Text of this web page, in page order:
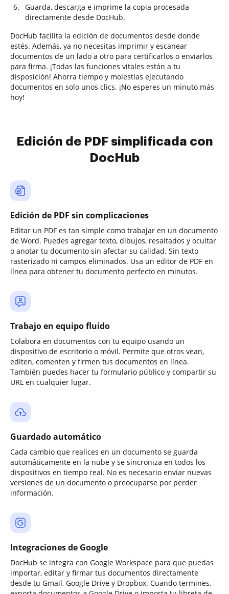
Guarda, descarga e imprime la copia procesada
directamente desde DocHub.
DocHub facilita la edición de documentos desde donde
estés. Además, ya no necesitas imprimir y escanear
documentos de un lado a otro para certificarlos o enviarlos
para firma. ¡Todas las funciones vitales están a tu
disposición! Ahorra tiempo y molestias ejecutando
documentos en solo unos clics. ¡No esperes un minuto más
hoy!
Edición de PDF simplificada con
DocHub
Edición de PDF sin complicaciones
Editar un PDF es tan simple como trabajar en un documento
de Word. Puedes agregar texto, dibujos, resaltados y ocultar
o anotar tu documento sin afectar su calidad. Sin texto
rasterizado ni campos eliminados. Usa un editor de PDF en
línea para obtener tu documento perfecto en minutos.
Trabajo en equipo fluido
Colabora en documentos con tu equipo usando un
dispositivo de escritorio o móvil. Permite que otros vean,
editen, comenten y firmen tus documentos en línea.
También puedes hacer tu formulario público y compartir su
URL en cualquier lugar.
Guardado automático
Cada cambio que realices en un documento se guarda
automáticamente en la nube y se sincroniza en todos los
dispositivos en tiempo real. No es necesario enviar nuevas
versiones de un documento o preocuparse por perder
información.
Integraciones de Google
DocHub se integra con Google Workspace para que puedas
importar, editar y firmar tus documentos directamente
desde tu Gmail, Google Drive y Dropbox. Cuando termines,